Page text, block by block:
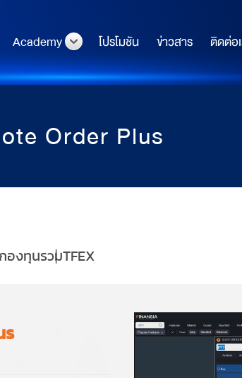
Academy โปรโมชัน ข่าวสาร ติดต่อ
Order Plus
องทุนรวมTFEX